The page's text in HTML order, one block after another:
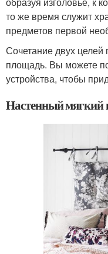
то же время служит
предметов первой
Сочетание двух целей
площадь. Вы можете
устройства, чтобы
Настенный мягкий